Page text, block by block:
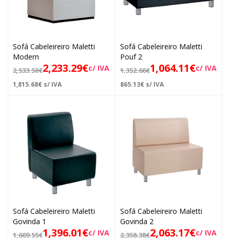
Sofá Cabeleireiro Maletti
Modern
2,533.50€2,233.29€c/ IVA
1,815.68€ s/ IVA
Sofá Cabeleireiro Maletti
Pouf 2
1,352.66€1,064.11€c/ IVA
865.13€ s/ IVA
Sofá Cabeleireiro Maletti
Govinda 1
1,669.55€1,396.01€c/ IVA
Sofá Cabeleireiro Maletti
Govinda 2
2,358.38€2,063.17€c/ IVA